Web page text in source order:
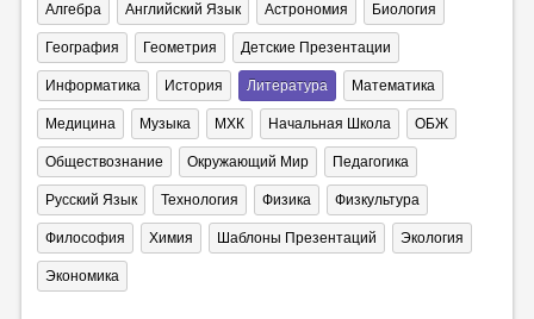
Алгебра Английский Язык Астрономия Биология
География Геометрия Детские Презентации
Информатика История Литература Математика
Медицина Музыка МХК Начальная Школа ОБЖ
Обществознание Окружающий Мир Педагогика
Русский Язык Технология Физика Физкультура
Философия Химия Шаблоны Презентаций Экология
Экономика